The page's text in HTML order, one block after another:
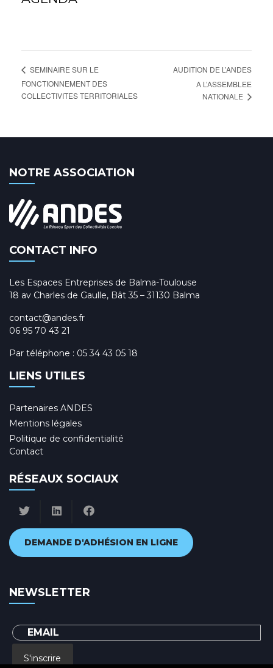
SEMINAIRE SUR LE
FONCTIONNEMENT DES
COLLECTIVITES TERRITORIALES
AUDITION DE L’ANDES
A L’ASSEMBLEE
NATIONALE
NOTRE ASSOCIATION
CONTACT INFO
Les Espaces Entreprises de Balma-Toulouse
18 av Charles de Gaulle, Bât 35 – 31130 Balma
contact@andes.fr
06 95 70 43 21
Par téléphone : 05 34 43 05 18
LIENS UTILES
Partenaires ANDES
Mentions légales
Politique de confidentialité
Contact
RÉSEAUX SOCIAUX
DEMANDE D'ADHÉSION EN LIGNE
NEWSLETTER
S'inscrire